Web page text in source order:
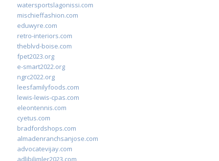
watersportslagonissi.com
mischieffashion.com
eduwyre.com
retro-interiors.com
theblvd-boise.com
fpet2023.org
e-smart2022.org
ngrc2022.org
leesfamilyfoods.com
lewis-lewis-cpas.com
eleontennis.com
cyetus.com
bradfordshops.com
almadenranchsanjose.com
advocatevijay.com
adlibilimler2023.com